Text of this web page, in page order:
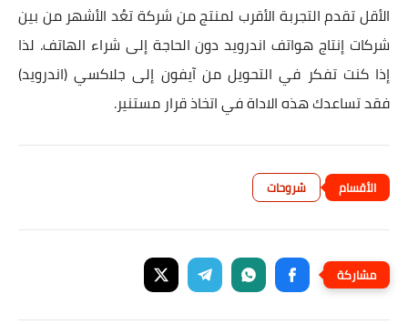
الأقل تقدم التجربة الأقرب لمنتج من شركة تعُد الأشهر من بين
شركات إنتاج هواتف اندرويد دون الحاجة إلى شراء الهاتف. لذا
إذا كنت تفكر في التحويل من آيفون إلى جلاكسي (اندرويد)
فقد تساعدك هذه الاداة في اتخاذ قرار مستنير.
شروحات